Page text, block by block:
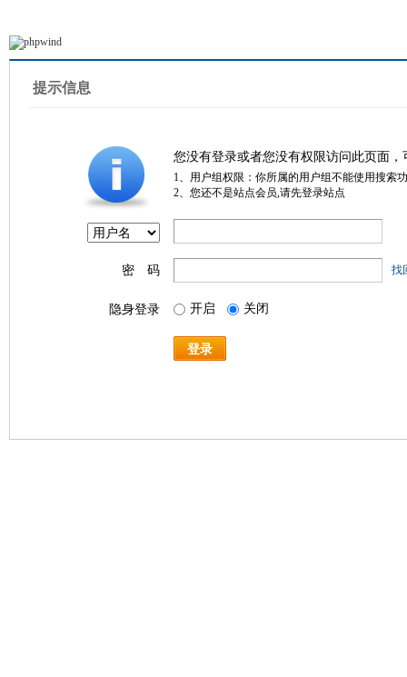
提示信息
您没有登录或者您没有权限访问此页面
1、用户组权限：你所属的用户组不能使用搜索
2、您还不是站点会员,请先登录站点
密 码 找
隐身登录 开启 关闭
登录